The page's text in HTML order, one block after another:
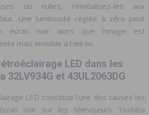
ou nulles, réinitialisez-les aux
Une luminosité réglée à zéro peut
écran noir alors que l’image est
mais invisible à l’œil nu.
LED dans les
32LV934G et 43UL2063DG
LED constitue l’une des causes les
noir sur les téléviseurs Toshiba